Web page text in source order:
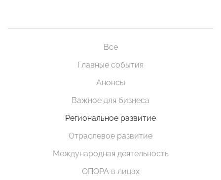
Все
Главные события
Анонсы
Важное для бизнеса
Региональное развитие
Отраслевое развитие
Международная деятельность
ОПОРА в лицах